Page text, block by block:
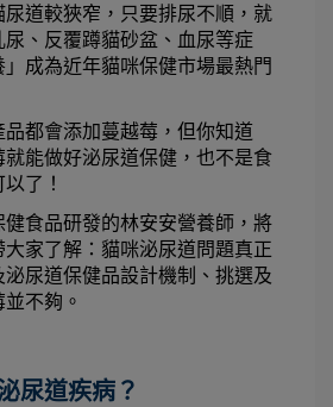
尿道較狹窄，只要排尿不順，就
尿、反覆蹲貓砂盆、血尿等症
成為近年貓咪保健市場最熱門
都會添加蔓越莓，但你知道
就能做好泌尿道保健，也不是食
了！
健食品研發的林安安營養師，將
家了解：貓咪泌尿道問題真正
尿道保健品設計機制、挑選及
不夠。
尿道疾病？